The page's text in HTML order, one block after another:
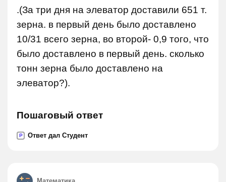
.(За три дня на элеватор доставили 651 т.
зерна. в первый день было доставлено
10/31 всего зерна, во второй- 0,9 того, что
было доставлено в первый день. сколько
тонн зерна было доставлено на
элеватор?).
Пошаговый ответ
P Ответ дал Студент